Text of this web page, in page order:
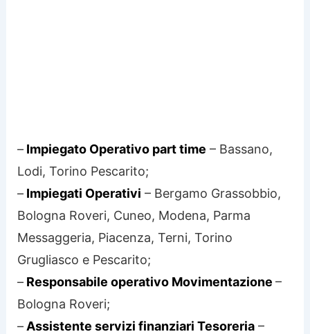
– Impiegato Operativo part time – Bassano,
Lodi, Torino Pescarito;
– Impiegati Operativi – Bergamo Grassobbio,
Bologna Roveri, Cuneo, Modena, Parma
Messaggeria, Piacenza, Terni, Torino
Grugliasco e Pescarito;
– Responsabile operativo Movimentazione–
Bologna Roveri;
– Assistente servizi finanziari Tesoreria –